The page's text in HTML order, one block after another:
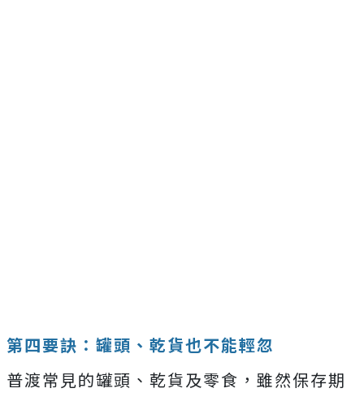
第四要訣：罐頭、乾貨也不能輕忽
普渡常見的罐頭、乾貨及零食，雖然保存期